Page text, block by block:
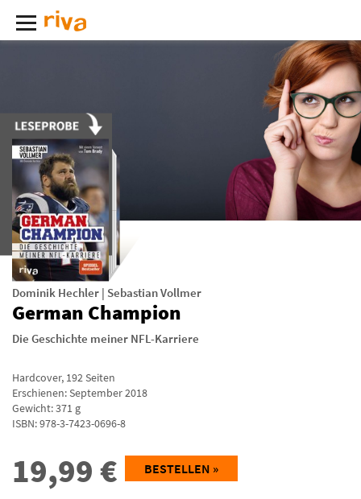
Dominik Hechler | Sebastian Vollmer
German Champion
Die Geschichte meiner NFL-Karriere
Hardcover, 192Seiten
Erschienen: September 2018
Gewicht: 371 g
ISBN:978-3-7423-0696-8
19,99 € BESTELLEN »